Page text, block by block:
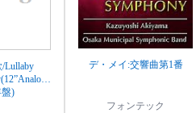
/Lullaby
盤)
デ・メイ:交響曲第1番
フォンテック